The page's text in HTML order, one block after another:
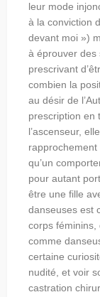
leur mode
à la conviction
devant moi »)
à éprouver des
prescrivant
combien la
au désir de
prescription en
l’ascenseur,
qu’un
pour autant
être une fille
danseuses est
corps féminins,
comme
certaine
nudité, et voir
castration